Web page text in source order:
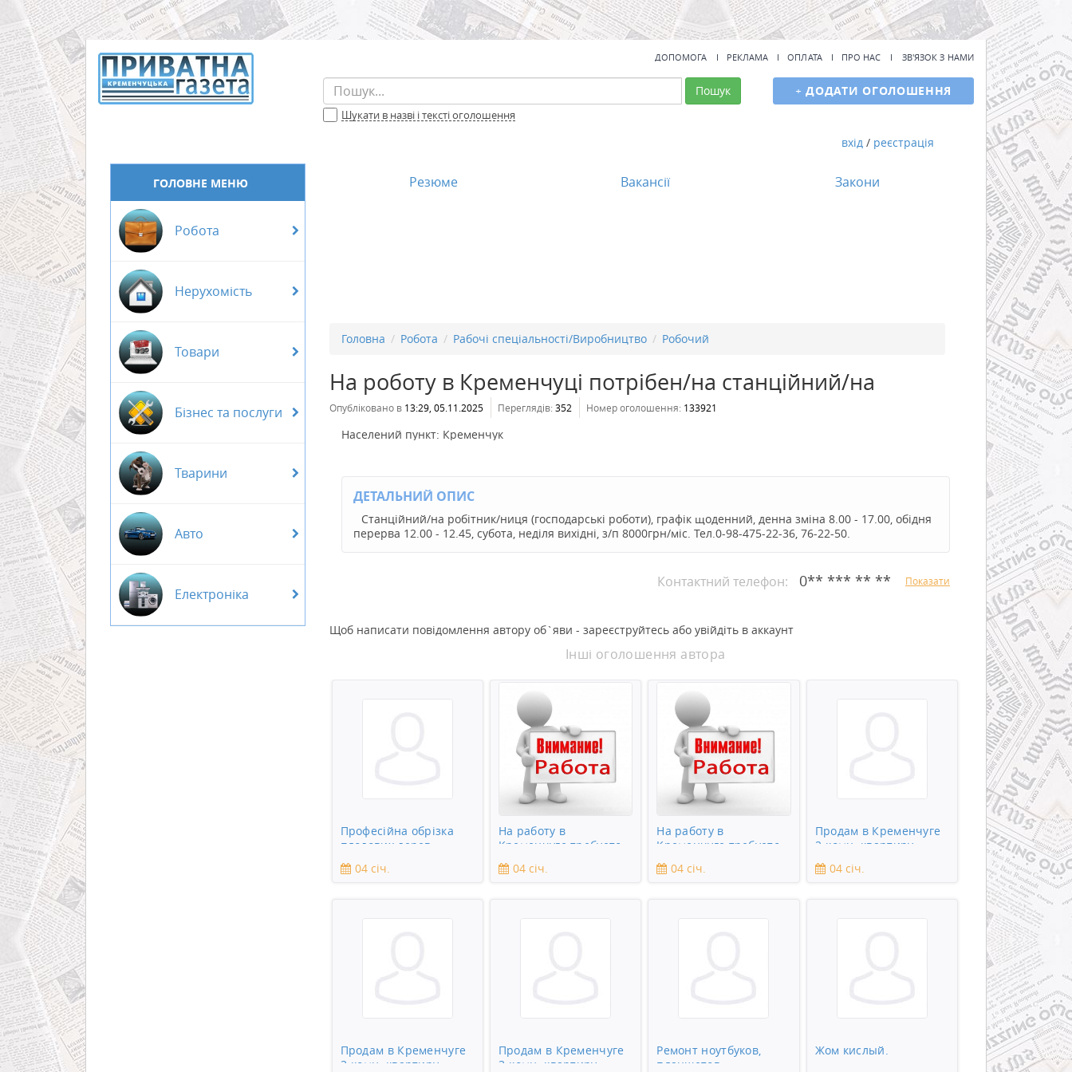
ДОПОМОГА РЕКЛАМА ОПЛАТА ПРО НАС ЗВ'ЯЗОК З НАМИ
Пошук
Шукати в назві і тексті оголошення
+ ДОДАТИ ОГОЛОШЕННЯ
вхід / реєстрація
ГОЛОВНЕ МЕНЮ
Робота
Нерухомість
Товари
Бізнес та послуги
Тварини
Авто
Електроніка
Резюме Вакансії Закони
Головна Робота Рабочі спеціальності/Виробництво Робочий
На роботу в Кременчуці потрібен/на станційний/на
Опубліковано в 13:29, 05.11.2025 Переглядів: 352 Номер оголошення: 133921
Населений пункт: Кременчук
ДЕТАЛЬНИЙ ОПИС
Станційний/на робітник/ниця (господарські роботи), графік щоденний, денна зміна 8.00 - 17.00, обідня
перерва 12.00 - 12.45, субота, неділя вихідні, з/п 8000грн/міс. Тел.0-98-475-22-36, 76-22-50.
Контактний телефон: 0** *** ** ** Показати
Щоб написати повідомлення автору об`яви - зареєструйтесь або увійдіть в аккаунт
Інші оголошення автора
Професійна обрізка
плодових дерев
04 січ.
На работу в
Кременчуге требуется
подсобник
04 січ.
На работу в
Кременчуге требуется
сантехник
04 січ.
Продам в Кременчуге
2-комн. квартиру
04 січ.
Продам в Кременчуге
3-комн. квартиру
Продам в Кременчуге
3-комн. квартиру
Ремонт ноутбуков,
планшетов,
Жом кислый.